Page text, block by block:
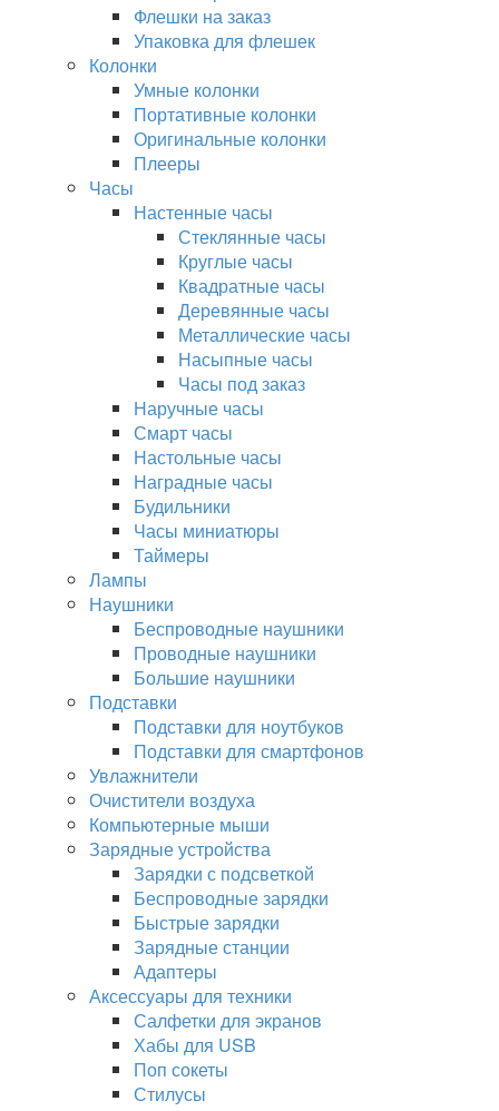
Флешки на заказ
Упаковка для флешек
Колонки
Умные колонки
Портативные колонки
Оригинальные колонки
Плееры
Часы
Настенные часы
Стеклянные часы
Круглые часы
Квадратные часы
Деревянные часы
Металлические часы
Насыпные часы
Часы под заказ
Наручные часы
Смарт часы
Настольные часы
Наградные часы
Будильники
Часы миниатюры
Таймеры
Лампы
Наушники
Беспроводные наушники
Проводные наушники
Большие наушники
Подставки
Подставки для ноутбуков
Подставки для смартфонов
Увлажнители
Очистители воздуха
Компьютерные мыши
Зарядные устройства
Зарядки с подсветкой
Беспроводные зарядки
Быстрые зарядки
Зарядные станции
Адаптеры
Аксессуары для техники
Салфетки для экранов
Хабы для USB
Поп сокеты
Стилусы